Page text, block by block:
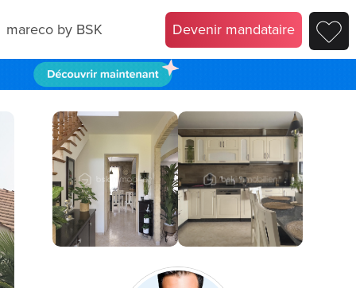
mareco by BSK Devenir mandataire